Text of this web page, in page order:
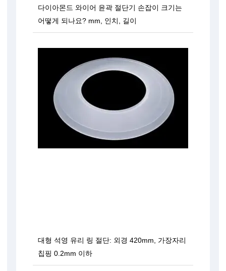
다이아몬드 와이어 윤곽 절단기 손잡이 크기는
어떻게 되나요? mm, 인치, 길이
대형 석영 유리 링 절단: 외경 420mm, 가장자리
칩핑 0.2mm 이하